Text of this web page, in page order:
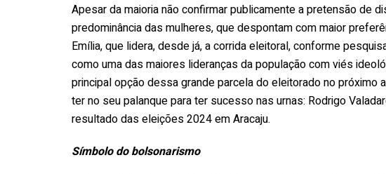
Apesar da maioria não confirmar publicamente a pretensão de
predominância das mulheres, que despontam com maior
Emília, que lidera, desde já, a corrida eleitoral, conforme
como uma das maiores lideranças da população com viés
principal opção dessa grande parcela do eleitorado no próximo
ter no seu palanque para ter sucesso nas urnas: Rodrigo
resultado das eleições 2024 em Aracaju.
Símbolo do bolsonarismo